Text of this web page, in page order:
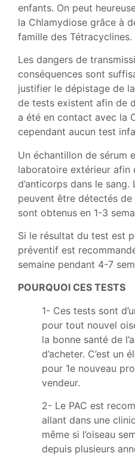
enfants. On peut
la Chlamydiose grâce à
famille des Tétracyclines.
Les dangers de
conséquences sont
justifier le dépistage de
de tests existent afin de
a été en contact avec la
cependant aucun test
Un échantillon de sérum
laboratoire extérieur afin
d’anticorps dans le
peuvent être détectés
sont obtenus en 1-3
Si le résultat du test est
préventif est
semaine pendant 4-7
POURQUOI CES TESTS
1- Ces tests sont
pour tout nouvel
la bonne santé de
d’acheter. C’est un
pour 1e nouveau
vendeur.
2- Le PAC est
allant dans une
même si l’oiseau
depuis plusieurs